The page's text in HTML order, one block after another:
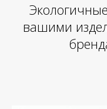
вашими